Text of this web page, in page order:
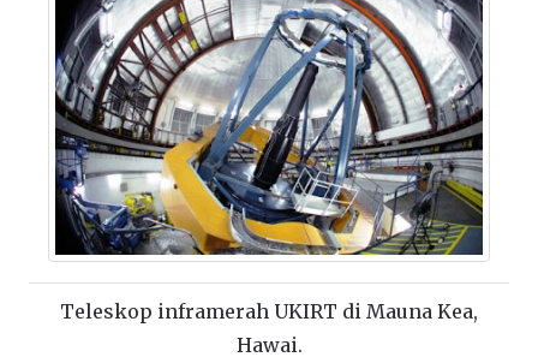
Teleskop inframerah UKIRT di Mauna Kea,
Hawai.